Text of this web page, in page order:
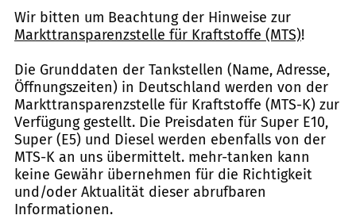
Wir bitten um Beachtung der Hinweise zur
Markttransparenzstelle für Kraftstoffe (MTS)!
Die Grunddaten der Tankstellen (Name, Adresse,
Öffnungszeiten) in Deutschland werden von der
Markttransparenzstelle für Kraftstoffe (MTS-K) zur
Verfügung gestellt. Die Preisdaten für Super E10,
Super (E5) und Diesel werden ebenfalls von der
MTS-K an uns übermittelt. mehr-tanken kann
keine Gewähr übernehmen für die Richtigkeit
und/oder Aktualität dieser abrufbaren
Informationen.